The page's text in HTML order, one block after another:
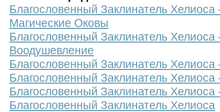
Благословенный Заклинатель
Магические Оковы
Благословенный Заклинатель
Воодушевление
Благословенный Заклинатель
Благословенный Заклинатель
Благословенный Заклинатель
Благословенный Заклинатель Хелиоса